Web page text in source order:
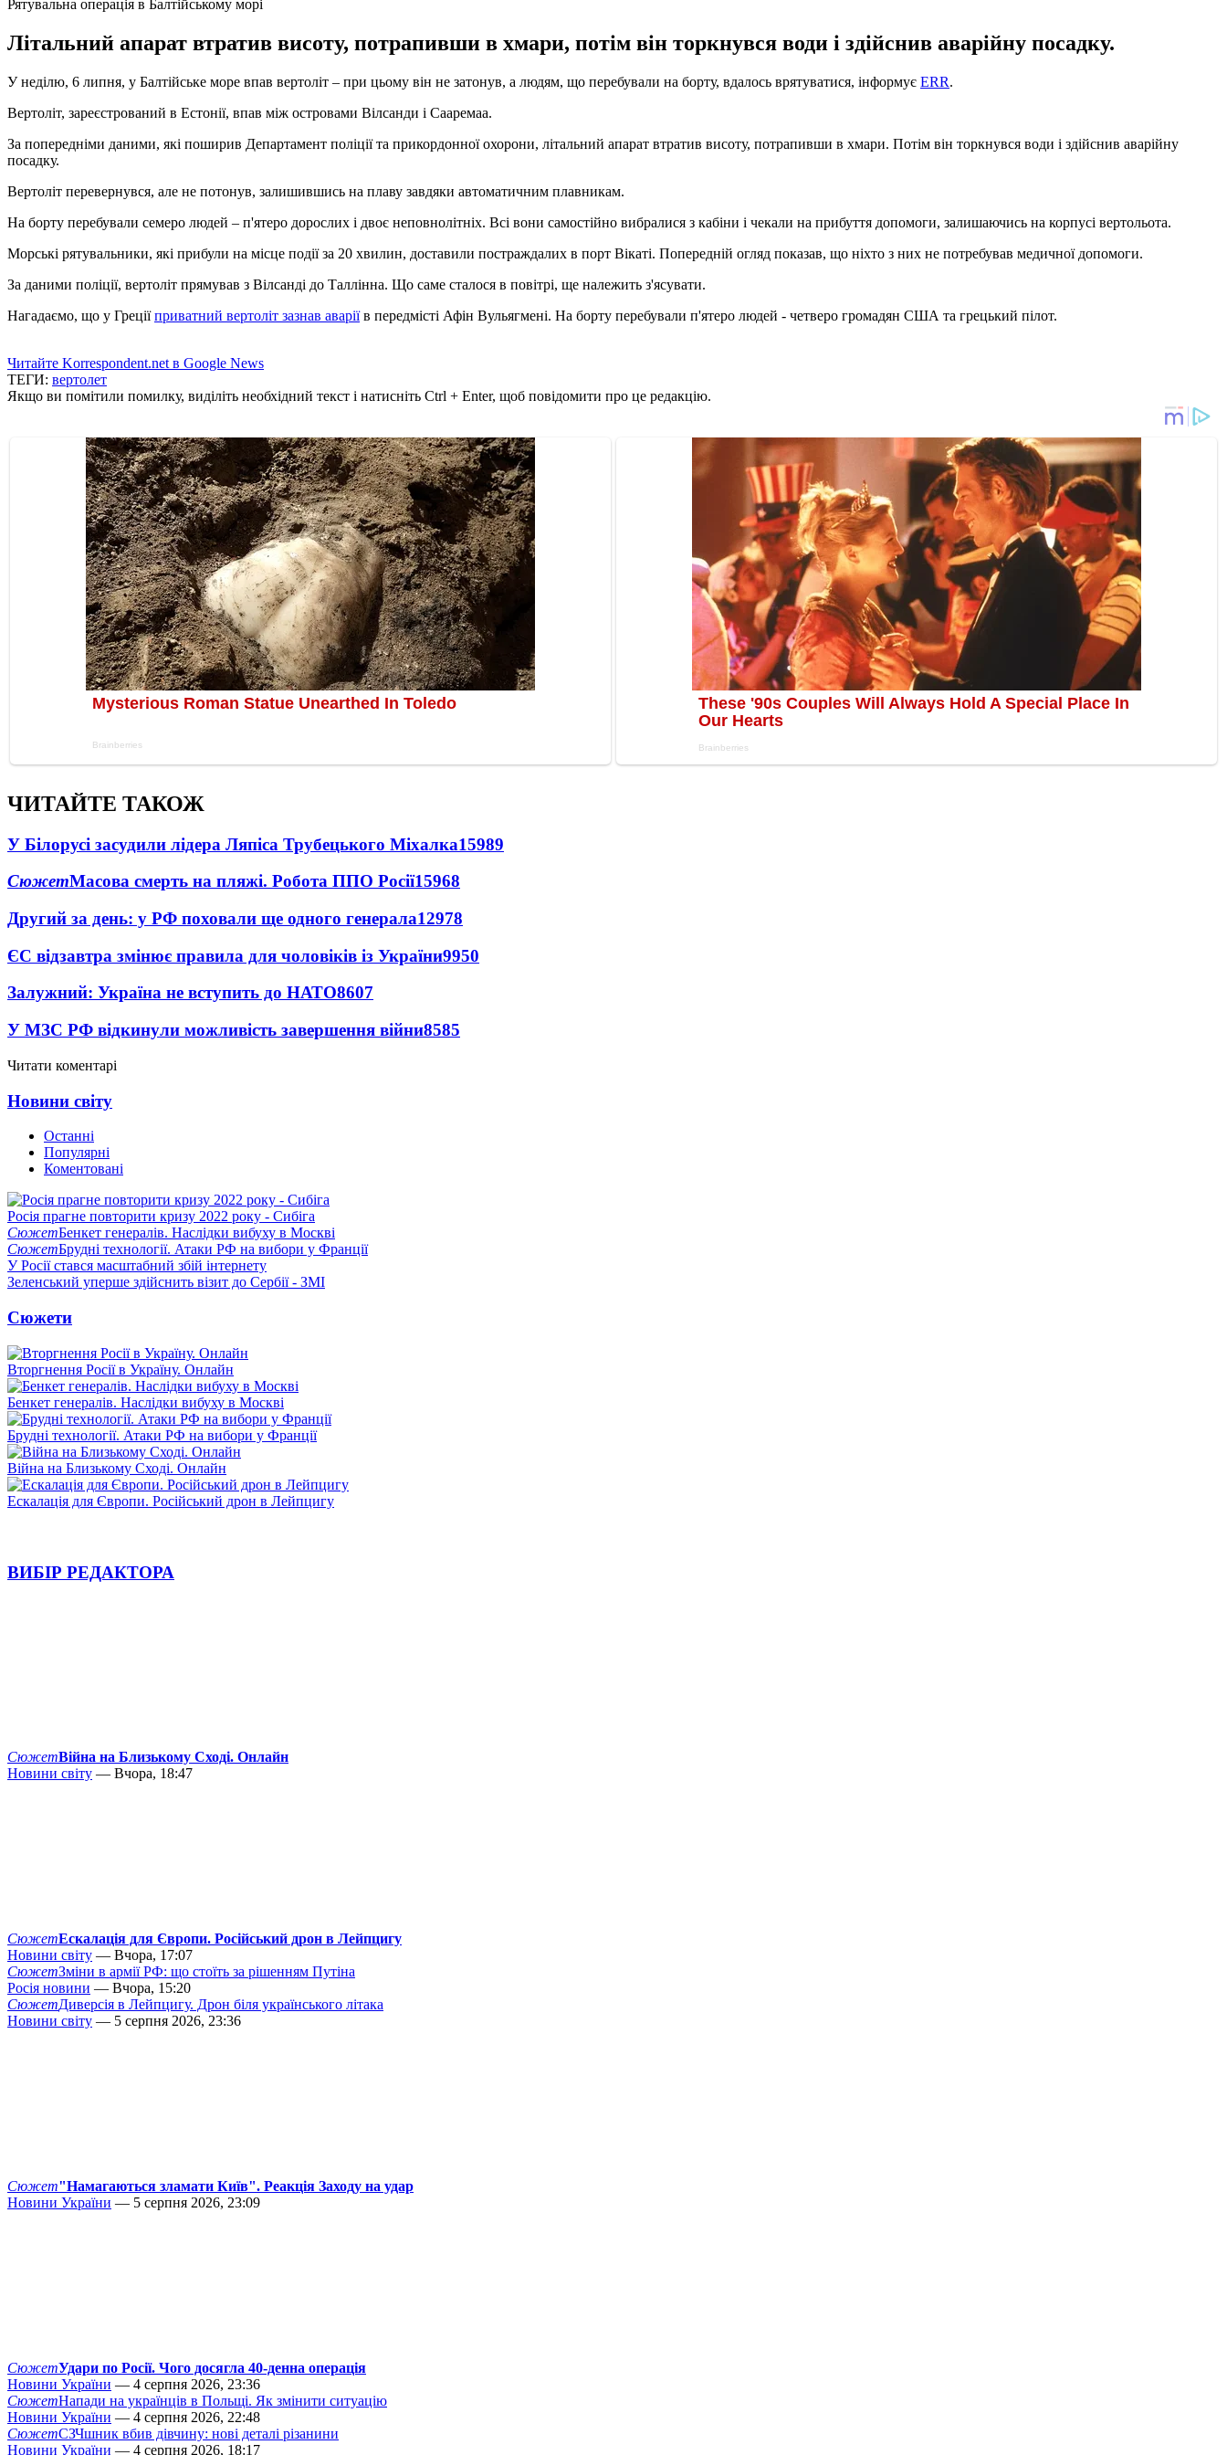
Рятувальна операція в Балтійському морі
Літальний апарат втратив висоту, потрапивши в хмари, потім він торкнувся води і здійснив аварійну посадку.
У неділю, 6 липня, у Балтійське море впав вертоліт – при цьому він не затонув, а людям, що перебували на борту, вдалось врятуватися, інформує ЕRR.
Вертоліт, зареєстрований в Естонії, впав між островами Вілсанди і Сааремаа.
За попередніми даними, які поширив Департамент поліції та прикордонної охорони, літальний апарат втратив висоту, потрапивши в хмари. Потім він торкнувся води і здійснив аварійну
посадку.
Вертоліт перевернувся, але не потонув, залишившись на плаву завдяки автоматичним плавникам.
На борту перебували семеро людей – п'ятеро дорослих і двоє неповнолітніх. Всі вони самостійно вибралися з кабіни і чекали на прибуття допомоги, залишаючись на корпусі вертольота.
Морські рятувальники, які прибули на місце події за 20 хвилин, доставили постраждалих в порт Вікаті. Попередній огляд показав, що ніхто з них не потребував медичної допомоги.
За даними поліції, вертоліт прямував з Вілсанді до Таллінна. Що саме сталося в повітрі, ще належить з'ясувати.
Нагадаємо, що у Греціїприватний вертоліт зазнав аваріїв передмісті Афін Вульягмені. На борту перебували п'ятеро людей - четверо громадян США та грецький пілот.
Читайте Korrespondent.net в Google News
ТЕГИ: вертолет
Якщо ви помітили помилку, виділіть необхідний текст і натисніть Ctrl + Enter, щоб повідомити про це редакцію.
ЧИТАЙТЕ ТАКОЖ
У Білорусі засудили лідера Ляпіса Трубецького Міхалка15989
СюжетМасова смерть на пляжі. Робота ППО Росії15968
Другий за день: у РФ поховали ще одного генерала12978
ЄС відзавтра змінює правила для чоловіків із України9950
Залужний: Україна не вступить до НАТО8607
У МЗС РФ відкинули можливість завершення війни8585
Читати коментарі
Новини світу
Останні
Популярні
Коментовані
Росія прагне повторити кризу 2022 року - Сибіга
СюжетБенкет генералів. Наслідки вибуху в Москві
СюжетБрудні технології. Атаки РФ на вибори у Франції
У Росії стався масштабний збій інтернету
Зеленський уперше здійснить візит до Сербії - ЗМІ
Сюжети
Вторгнення Росії в Україну. Онлайн
Бенкет генералів. Наслідки вибуху в Москві
Брудні технології. Атаки РФ на вибори у Франції
Війна на Близькому Сході. Онлайн
Ескалація для Європи. Російський дрон в Лейпцигу
ВИБІР РЕДАКТОРА
СюжетВійна на Близькому Сході. Онлайн
Новини світу — Вчора, 18:47
СюжетЕскалація для Європи. Російський дрон в Лейпцигу
Новини світу — Вчора, 17:07
СюжетЗміни в армії РФ: що стоїть за рішенням Путіна
Росія новини — Вчора, 15:20
СюжетДиверсія в Лейпцигу. Дрон біля українського літака
Новини світу — 5 серпня 2026, 23:36
Сюжет"Намагаються зламати Київ". Реакція Заходу на удар
Новини України — 5 серпня 2026, 23:09
СюжетУдари по Росії. Чого досягла 40-денна операція
Новини України — 4 серпня 2026, 23:36
СюжетНапади на українців в Польщі. Як змінити ситуацію
Новини України — 4 серпня 2026, 22:48
СюжетСЗЧшник вбив дівчину: нові деталі різанини
Новини України — 4 серпня 2026, 18:17